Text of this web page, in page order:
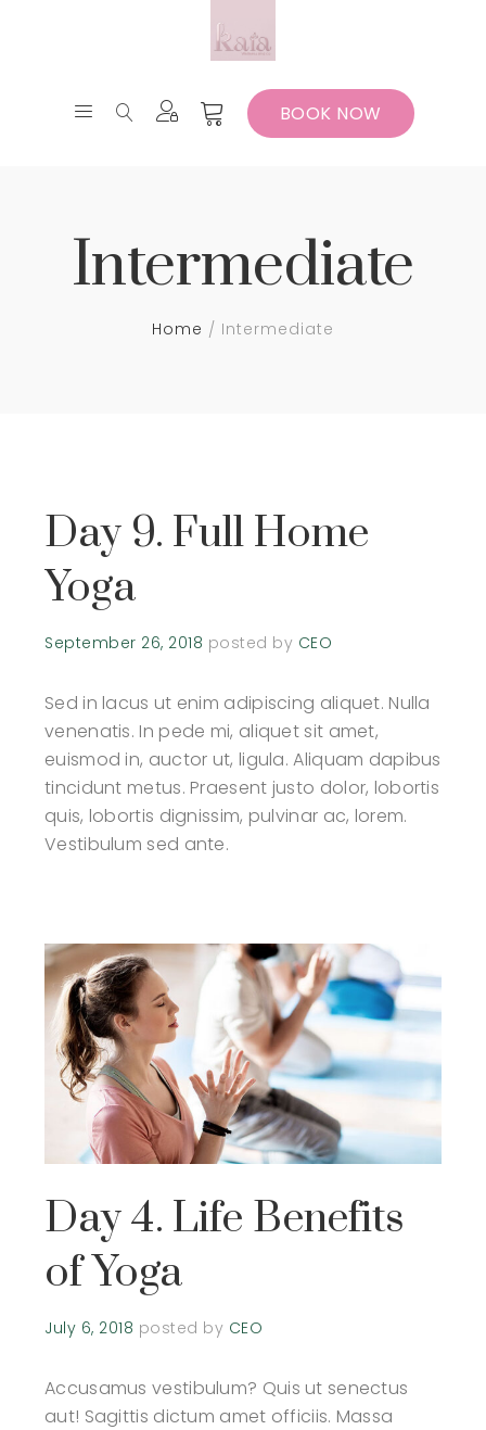
BOOK NOW
Intermediate
Home Intermediate
Day 9. Full Home
Yoga
September 26, 2018 posted by CEO
Sed in lacus ut enim adipiscing aliquet. Nulla
venenatis. In pede mi, aliquet sit amet,
euismod in, auctor ut, ligula. Aliquam dapibus
tincidunt metus. Praesent justo dolor, lobortis
quis, lobortis dignissim, pulvinar ac, lorem.
Vestibulum sed ante.
Day 4. Life Benefits
of Yoga
July 6, 2018 posted by CEO
Accusamus vestibulum? Quis ut senectus
aut! Sagittis dictum amet officiis. Massa